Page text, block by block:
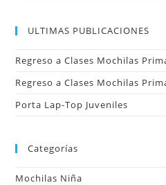
ULTIMAS PUBLICACIONES
Regreso a Clases Mochilas
Regreso a Clases Mochilas
Porta Lap-Top Juveniles
Categorías
Mochilas Niña